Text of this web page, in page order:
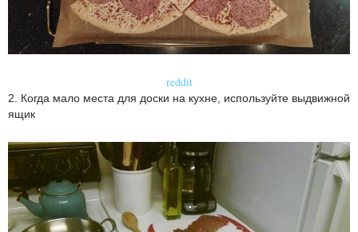
reddit
2. Когда мало места для доски на кухне, используйте выдвижной
ящик